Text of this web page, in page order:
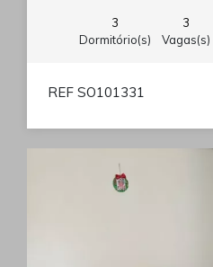
3
Dormitório(s)
3
Vagas(s)
REF SO101331